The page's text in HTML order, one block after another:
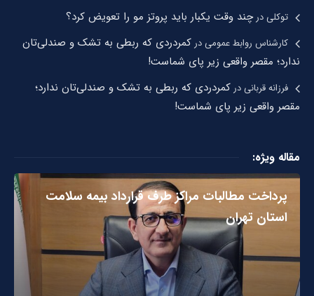
توکلیدرچند وقت یکبار باید پروتز مو را تعویض کرد؟
کارشناس روابط عمومیدر کمردردی که ربطی به تشک و صندلی‌تان
ندارد؛ مقصر واقعی زیر پای شماست!
فرزانه قربانیدر کمردردی که ربطی به تشک و صندلی‌تان ندارد؛
مقصر واقعی زیر پای شماست!
مقاله ویژه:
پرداخت مطالبات مراکز طرف قرارداد بیمه سلامت
استان تهران